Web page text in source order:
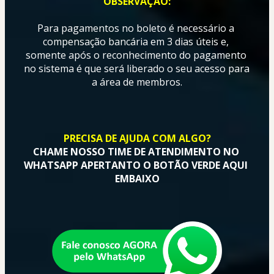
Para pagamentos no boleto é necessário a
compensação bancária em 3 dias úteis e,
somente após o reconhecimento do pagamento
no sistema é que será liberado o seu acesso para
a área de membros.
PRECISA DE AJUDA COM ALGO?
CHAME NOSSO TIME DE ATENDIMENTO NO
WHATSAPP APERTANTO O BOTÃO VERDE AQUI
EMBAIXO